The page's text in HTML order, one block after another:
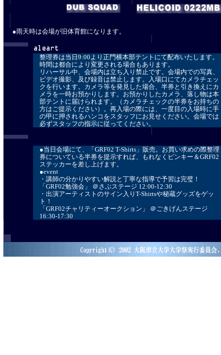
●雨天時は会場が旧体育館になります。
整理券は当日9:00より正門横本部テントにて配布いたします。
時間は都合により変更される場合もあります。
リハーサル中、会場内は立ち入り禁止です。会場内での写真、
ビデオ撮影、及び録音は禁止します。入場口にてカメラチェッ
クを行います。カメラ等を発見した場合、半券と引き換えにカ
メラを一時お預かりします。お預かりしたカメラ、落し物は本
部テントに届けられます。（カメラチェックの半券をお持ちの
方はご提示ください）。再入場の際には、一度目の入場時に手
の甲に押されるハンコをスタッフにお見せください。会場では
必ずスタッフの指示に従ってください。
●当日会場にて、「GRF02 T-Shirts」販売。お買い求めの際整理
券についている半券を提示すれば、もれなくピンキー＆GRF02
ステッカーを差し上げます。
●event
・講師の分かりやすい解説と丁寧な指導で予習は完璧！
「GRF02勉強会」 ＠さぶステージ 12:00-12:30
・出演アーティストのサイン入りT-Shirtsや秘蔵グッズをゲッ
ト！
「GRF02チャリティーオークション」 ＠ごきげんステージ
16:30-17:30